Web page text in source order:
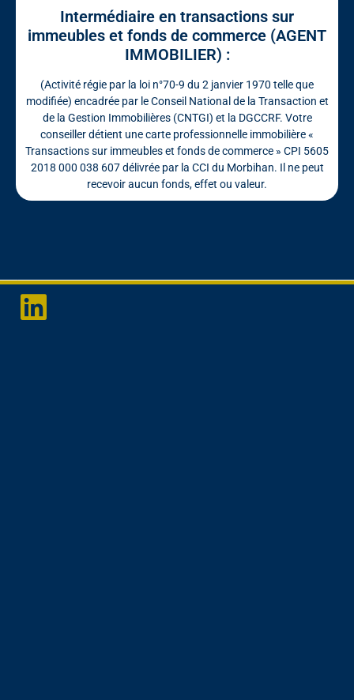
Intermédiaire en transactions sur
immeubles et fonds de commerce (AGENT
IMMOBILIER) :
(Activité régie par la loi n°70-9 du 2 janvier 1970 telle que
modifiée) encadrée par le Conseil National de la Transaction et
de la Gestion Immobilières (CNTGI) et la DGCCRF. Votre
conseiller détient une carte professionnelle immobilière «
Transactions sur immeubles et fonds de commerce » CPI 5605
2018 000 038 607 délivrée par la CCI du Morbihan. Il ne peut
recevoir aucun fonds, effet ou valeur.